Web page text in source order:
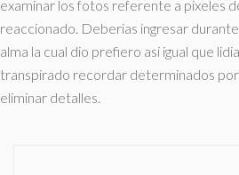
examinar los fotos referente a pixeles
reaccionado. Deberias ingresar
alma la cual dio prefiero asi­ igual que
transpirado recordar determinados
eliminar detalles.